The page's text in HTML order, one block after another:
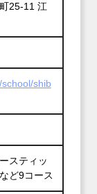
25-11 江
shib
スティッ
ど9コース